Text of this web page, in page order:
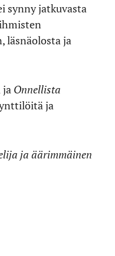
synny jatkuvasta
läsnäolosta ja
ja Onnellista
ja
ja äärimmäinen